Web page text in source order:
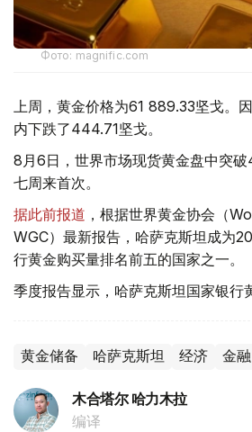
Фото: magnific.com
上周，黄金价格为61 889.33坚戈。
内下跌了444.71坚戈。
8月6日，世界市场现货黄金盘中突
七周来首次。
据此前报道 ，根据世界黄金协会（
WGC）最新报告，哈萨克斯坦成为
行黄金购买量排名前五的国家之一。
季度报告显示，哈萨克斯坦国家银行
黄金储备 哈萨克斯坦 经济 金融
木合塔尔 哈力木拉
编译